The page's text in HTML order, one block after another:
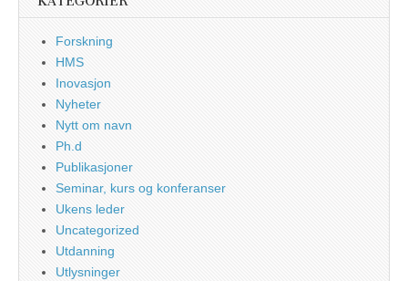
Forskning
HMS
Inovasjon
Nyheter
Nytt om navn
Ph.d
Publikasjoner
Seminar, kurs og konferanser
Ukens leder
Uncategorized
Utdanning
Utlysninger